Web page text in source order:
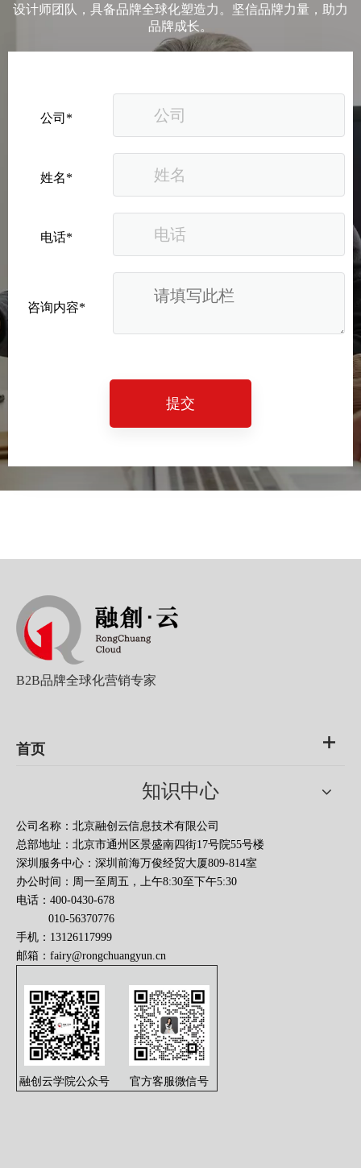
设计师团队，具备品牌全球化塑造力。坚信品牌力量，助力
品牌成长。
公司*
姓名*
电话*
咨询内容*
提交
B2B品牌全球化营销专家
首页
知识中心
公司名称：北京融创云信息技术有限公司
总部地址：北京市通州区景盛南四街17号院55号楼
深圳服务中心：深圳前海万俊经贸大厦809-814室
办公时间：周一至周五，上午8:30至下午5:30
电话：400-0430-678
010-56370776
手机：13126117999
邮箱： fairy@rongchuangyun.cn
融创云学院公众号 官方客服微信号